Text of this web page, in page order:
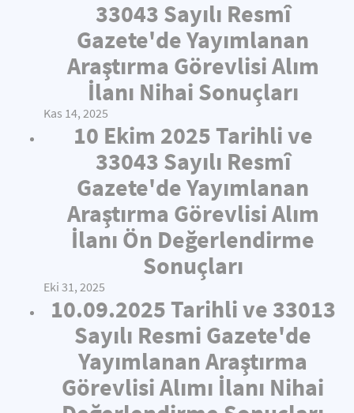
33043 Sayılı Resmî
Gazete'de Yayımlanan
Araştırma Görevlisi Alım
İlanı Nihai Sonuçları
Kas 14, 2025
10 Ekim 2025 Tarihli ve
33043 Sayılı Resmî
Gazete'de Yayımlanan
Araştırma Görevlisi Alım
İlanı Ön Değerlendirme
Sonuçları
Eki 31, 2025
10.09.2025 Tarihli ve 33013
Sayılı Resmi Gazete'de
Yayımlanan Araştırma
Görevlisi Alımı İlanı Nihai